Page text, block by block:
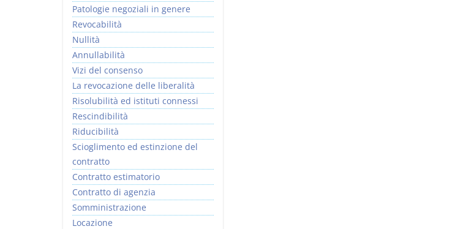
Patologie negoziali in genere
Revocabilità
Nullità
Annullabilità
Vizi del consenso
La revocazione delle liberalità
Risolubilità ed istituti connessi
Rescindibilità
Riducibilità
Scioglimento ed estinzione del
contratto
Contratto estimatorio
Contratto di agenzia
Somministrazione
Locazione